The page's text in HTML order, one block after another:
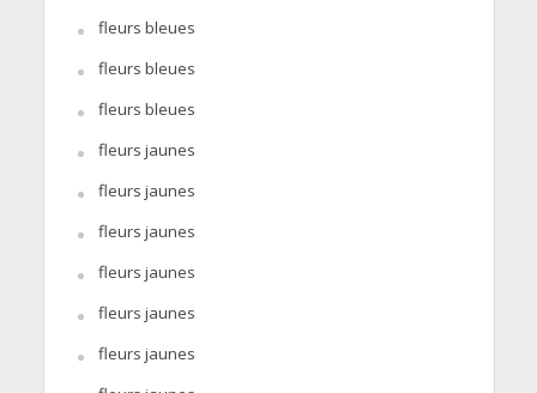
fleurs bleues
fleurs bleues
fleurs bleues
fleurs jaunes
fleurs jaunes
fleurs jaunes
fleurs jaunes
fleurs jaunes
fleurs jaunes